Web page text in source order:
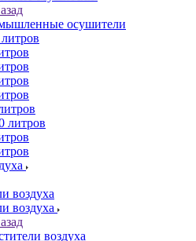
осушители
литров
воздуха
воздуха
воздуха